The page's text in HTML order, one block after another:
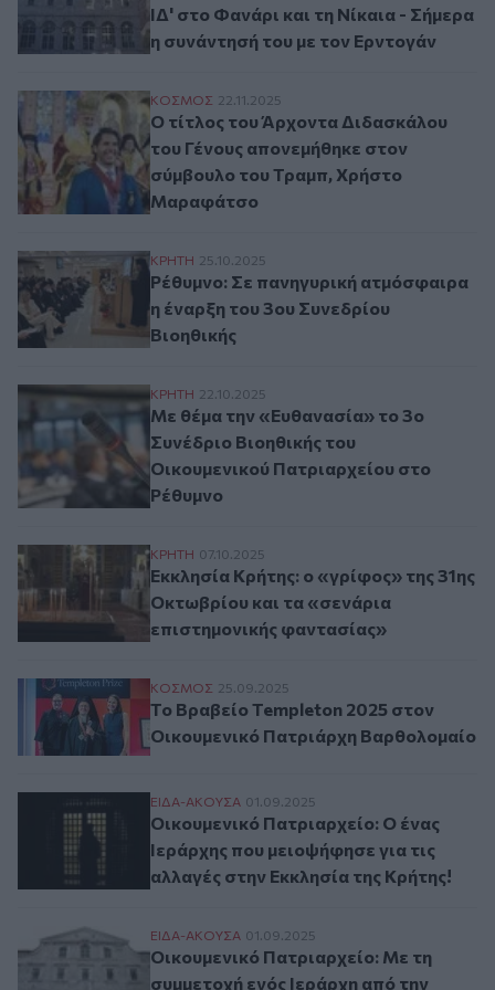
ΙΔ' στο Φανάρι και τη Νίκαια - Σήμερα
η συνάντησή του με τον Ερντογάν
Ο τίτλος του Άρχοντα Διδασκάλου του
ΚΟΣΜΟΣ 22.11.2025
Ο τίτλος του Άρχοντα Διδασκάλου
του Γένους απονεμήθηκε στον
σύμβουλο του Τραμπ, Χρήστο
Μαραφάτσο
Ρέθυμνο: Σε πανηγυρική ατμόσφαιρα η
ΚΡΗΤΗ 25.10.2025
Ρέθυμνο: Σε πανηγυρική ατμόσφαιρα
η έναρξη του 3ου Συνεδρίου
Βιοηθικής
Με θέμα την «Ευθανασία» το 3ο
ΚΡΗΤΗ 22.10.2025
Με θέμα την «Ευθανασία» το 3ο
Συνέδριο Βιοηθικής του
Οικουμενικού Πατριαρχείου στο
Ρέθυμνο
Εκκλησία Κρήτης: ο «γρίφος» της 31ης
ΚΡΗΤΗ 07.10.2025
Εκκλησία Κρήτης: ο «γρίφος» της 31ης
Οκτωβρίου και τα «σενάρια
επιστημονικής φαντασίας»
Το Βραβείο Templeton 2025 στον
ΚΟΣΜΟΣ 25.09.2025
Το Βραβείο Templeton 2025 στον
Οικουμενικό Πατριάρχη Βαρθολομαίο
Οικουμενικό Πατριαρχείο: Ο ένας
ΕΙΔΑ-ΑΚΟΥΣΑ 01.09.2025
Οικουμενικό Πατριαρχείο: Ο ένας
Ιεράρχης που μειοψήφησε για τις
αλλαγές στην Εκκλησία της Κρήτης!
Οικουμενικό Πατριαρχείο: Με τη
ΕΙΔΑ-ΑΚΟΥΣΑ 01.09.2025
Οικουμενικό Πατριαρχείο: Με τη
συμμετοχή ενός Ιεράρχη από την